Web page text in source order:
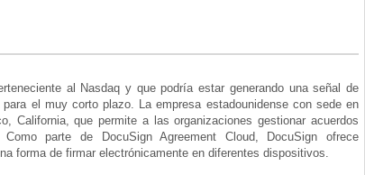
al Nasdaq y que podría estar generando una señal de
para el muy corto plazo. La empresa estadounidense con sede en
California, que permite a las organizaciones gestionar acuerdos
Como parte de DocuSign Agreement Cloud, DocuSign ofrece
forma de firmar electrónicamente en diferentes dispositivos.